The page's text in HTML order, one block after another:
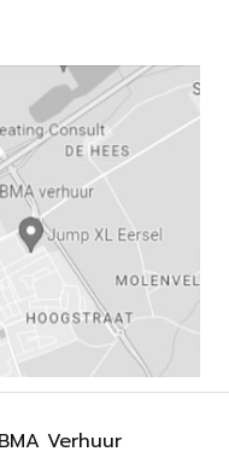
Verhuur